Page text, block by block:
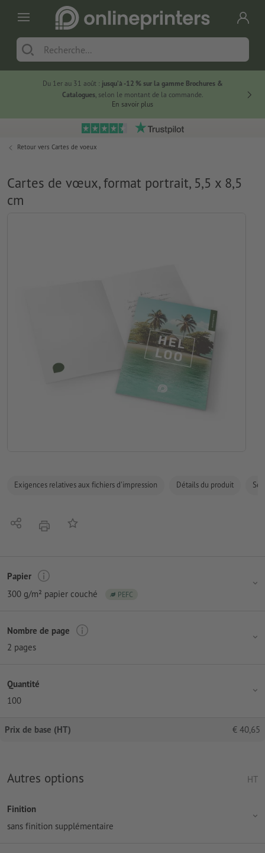
Du 1er au 31 août : jusqu’à -12 % sur la gamme Brochures &
Catalogues, selon le montant de la commande.
En savoir plus
Retour vers Cartes de voeux
Cartes de vœux, format portrait, 5,5 x 8,5
cm
Exigences relatives aux fichiers d'impression Détails du produit
PartagerimprimerAjouter à liste d'article
Papier
300 g/m² papier couché
PEFC
Nombre de page
2 pages
Quantité
100
Prix de base (HT) € 40,65
Autres options HT
Finition
sans finition supplémentaire